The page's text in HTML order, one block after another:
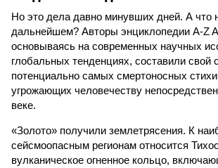
Но это дела давно минувших дней. А что
дальнейшем? Авторы энциклопедии A-Z
основываясь на современных научных
глобальных тенденциях, составили свой
потенциально самых смертоносных
угрожающих человечеству
веке.
«Золото» получили землетрясения. К
сейсмоопасным регионам относится
вулканическое огненное кольцо,